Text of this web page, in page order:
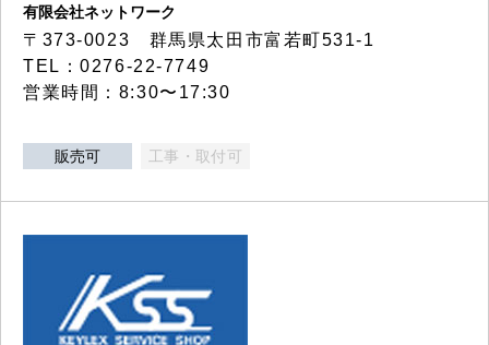
有限会社ネットワーク
〒373-0023 群馬県太田市富若町531-1
TEL：0276-22-7749
営業時間：8:30〜17:30
販売可 工事・取付可